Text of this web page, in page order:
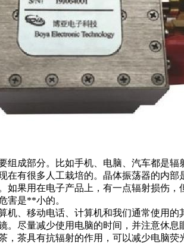
组成部分。比如手机、电脑、汽车都是
在有很多人工栽培的。晶体振荡器的内
果用在电子产品上，有一点辐射损伤
害是**小的。
、移动电话、计算机和我们通常使用
尽量减少使用电脑的时间，并注意休
茶具有抗辐射的作用，可以减少电脑